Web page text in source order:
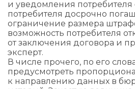
и уведомления потребителя
потребителя досрочно
ограничение размера
возможность потребителя
от заключения договора и
эксперт.
В числе прочего, по его
предусмотреть
к направлению данных в